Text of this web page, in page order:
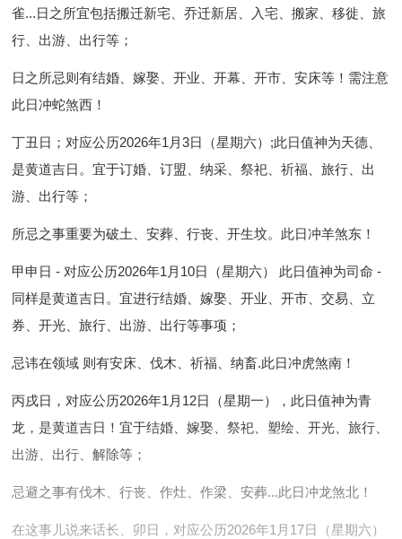
雀...日之所宜包括搬迁新宅、乔迁新居、入宅、搬家、移徙、旅
行、出游、出行等；
日之所忌则有结婚、嫁娶、开业、开幕、开市、安床等！需注意
此日冲蛇煞西！
丁丑日；对应公历2026年1月3日（星期六）;此日值神为天德、
是黄道吉日。宜于订婚、订盟、纳采、祭祀、祈福、旅行、出
游、出行等；
所忌之事重要为破土、安葬、行丧、开生坟。此日冲羊煞东！
甲申日 - 对应公历2026年1月10日（星期六） 此日值神为司命 -
同样是黄道吉日。宜进行结婚、嫁娶、开业、开市、交易、立
券、开光、旅行、出游、出行等事项；
忌讳在领域 则有安床、伐木、祈福、纳畜.此日冲虎煞南！
丙戌日，对应公历2026年1月12日（星期一），此日值神为青
龙，是黄道吉日！宜于结婚、嫁娶、祭祀、塑绘、开光、旅行、
出游、出行、解除等；
忌避之事有伐木、行丧、作灶、作梁、安葬...此日冲龙煞北！
在这事儿说来话长、卯日，对应公历2026年1月17日（星期六）